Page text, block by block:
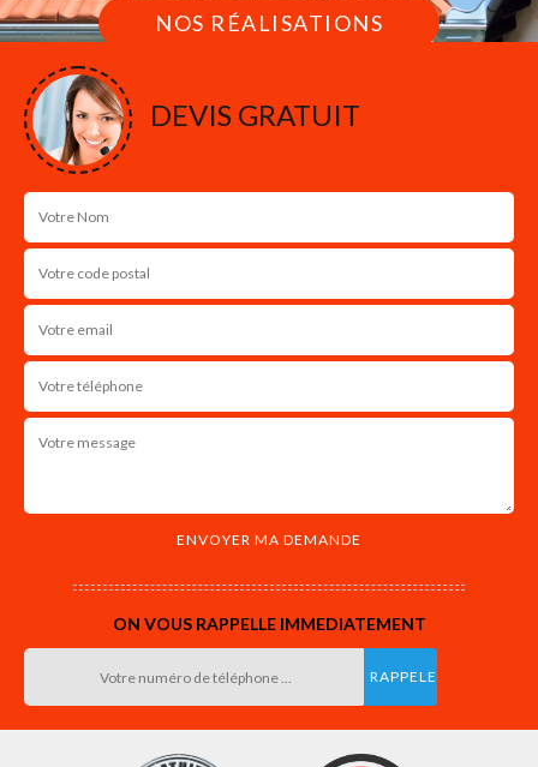
NOS RÉALISATIONS
DEVIS GRATUIT
ON VOUS RAPPELLE IMMEDIATEMENT